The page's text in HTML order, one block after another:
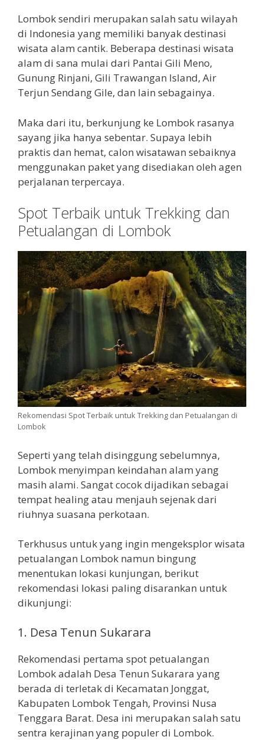
Lombok sendiri merupakan salah satu wilayah
di Indonesia yang memiliki banyak destinasi
wisata alam cantik. Beberapa destinasi wisata
alam di sana mulai dari Pantai Gili Meno,
Gunung Rinjani, Gili Trawangan Island, Air
Terjun Sendang Gile, dan lain sebagainya.
Maka dari itu, berkunjung ke Lombok rasanya
sayang jika hanya sebentar. Supaya lebih
praktis dan hemat, calon wisatawan sebaiknya
menggunakan paket yang disediakan oleh agen
perjalanan terpercaya.
Spot Terbaik untuk Trekking dan
Petualangan di Lombok
Rekomendasi Spot Terbaik untuk Trekking dan Petualangan di
Lombok
Seperti yang telah disinggung sebelumnya,
Lombok menyimpan keindahan alam yang
masih alami. Sangat cocok dijadikan sebagai
tempat healing atau menjauh sejenak dari
riuhnya suasana perkotaan.
Terkhusus untuk yang ingin mengeksplor wisata
petualangan Lombok namun bingung
menentukan lokasi kunjungan, berikut
rekomendasi lokasi paling disarankan untuk
dikunjungi:
1. Desa Tenun Sukarara
Rekomendasi pertama spot petualangan
Lombok adalah Desa Tenun Sukarara yang
berada di terletak di Kecamatan Jonggat,
Kabupaten Lombok Tengah, Provinsi Nusa
Tenggara Barat. Desa ini merupakan salah satu
sentra kerajinan yang populer di Lombok.